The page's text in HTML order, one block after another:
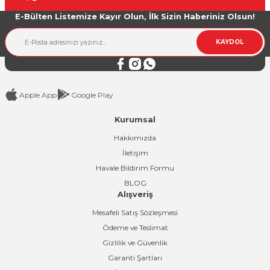
Ürün bilgilerinde hatalar bulunuyor.
E-Bülten Listemize Kayır Olun, İlk Sizin Haberiniz Olsun!
KAYDOL
Apple App Google Play
Kurumsal
Hakkımızda
İletişim
Havale Bildirim Formu
BLOG
Alışveriş
Mesafeli Satış Sözleşmesi
Ödeme ve Teslimat
Gizlilik ve Güvenlik
Garanti Şartları